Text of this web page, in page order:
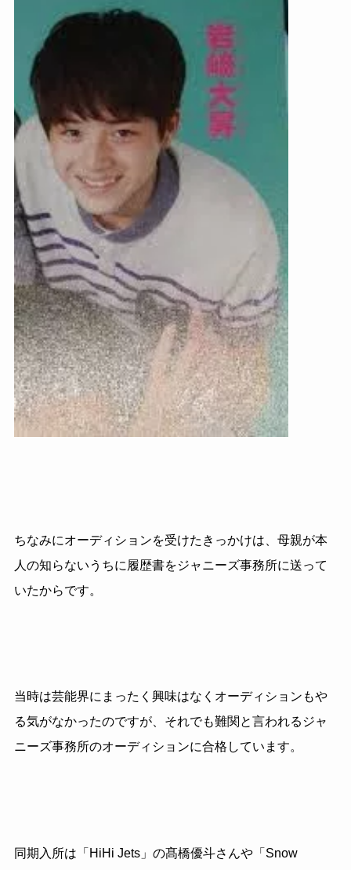
ちなみにオーディションを受けたきっかけは、母親が本
人の知らないうちに履歴書をジャニーズ事務所に送って
いたからです。
当時は芸能界にまったく興味はなくオーディションもや
る気がなかったのですが、それでも難関と言われるジャ
ニーズ事務所のオーディションに合格しています。
同期入所は「 HiHi Jets」の髙橋優斗さんや「 Snow